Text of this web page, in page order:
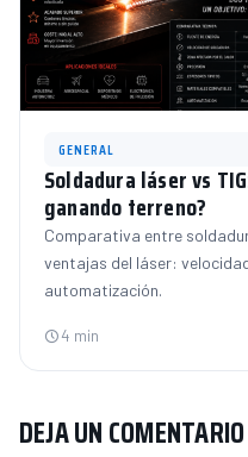
GENERAL
Soldadura láser vs
ganando terreno?
Comparativa entre
ventajas del láser:
automatización.
4 min
DEJA UN COMENTARIO